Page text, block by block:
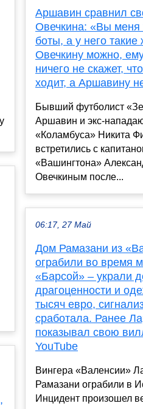
Аршавин сравнил
Овечкина: «Вы меня
боты, а у него такие
Овечкину можно,
ничего не скажет,
ходит, а Аршавину
Бывший футболист
Аршавин и экс-
«Коламбуса» Никита
встретились с
«Вашингтона»
Овечкиным после...
06:17, 27 Май
Дом Рамазани из
ограбили во время
«Барсой» – украли
драгоценности и
тысяч евро,
сработала. Ранее
показывал свою
YouTube
Вингера «Валенсии»
Рамазани ограбили в
Инцидент произошел